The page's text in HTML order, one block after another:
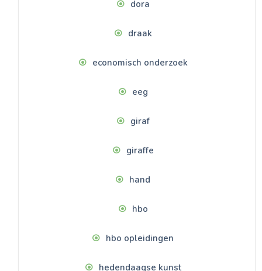
dora
draak
economisch onderzoek
eeg
giraf
giraffe
hand
hbo
hbo opleidingen
hedendaagse kunst